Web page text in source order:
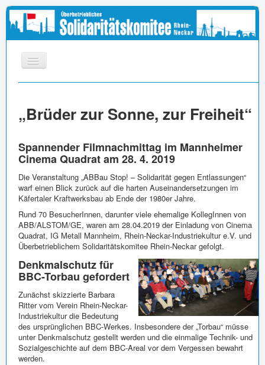
INFOS
MEDIEN
IMPRESSUM
„Brüder zur Sonne, zur Freiheit“
Spannender Filmnachmittag im Mannheimer
Cinema Quadrat am 28. 4. 2019
Die Veranstaltung „ABBau Stop! – Solidarität gegen Entlassungen“
warf einen Blick zurück auf die harten Auseinandersetzungen im
Käfertaler Kraftwerksbau ab Ende der 1980er Jahre.
Rund 70 BesucherInnen, darunter viele ehemalige KollegInnen von
ABB/ALSTOM/GE, waren am 28.04.2019 der Einladung von Cinema
Quadrat, IG Metall Mannheim, Rhein-Neckar-Industriekultur e.V. und
Überbetrieblichem Solidaritätskomitee Rhein-Neckar gefolgt.
Denkmalschutz für
BBC-Torbau gefordert
Zunächst skizzierte Barbara
Ritter vom Verein Rhein-Neckar-
Industriekultur die Bedeutung
des ursprünglichen BBC-Werkes. Insbesondere der „Torbau“ müsse
unter Denkmalschutz gestellt werden und die einmalige Technik- und
Sozialgeschichte auf dem BBC-Areal vor dem Vergessen bewahrt
werden.